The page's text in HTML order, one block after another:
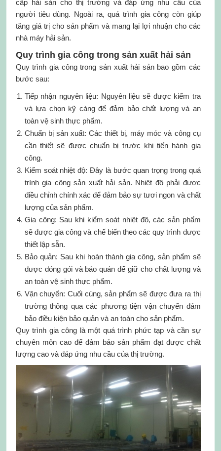
cấp hải sản cho thị trường và đáp ứng nhu cầu của
người tiêu dùng. Ngoài ra, quá trình gia công còn giúp
tăng giá trị cho sản phẩm và mang lại lợi nhuận cho các
nhà máy hải sản.
Quy trình gia công trong sản xuất hải sản
Quy trình gia công trong sản xuất hải sản bao gồm các
bước sau:
Tiếp nhận nguyên liệu: Nguyên liệu sẽ được kiểm tra
và lựa chọn kỹ càng để đảm bảo chất lượng và an
toàn vệ sinh thực phẩm.
Chuẩn bị sản xuất: Các thiết bị, máy móc và công cụ
cần thiết sẽ được chuẩn bị trước khi tiến hành gia
công.
Kiểm soát nhiệt độ: Đây là bước quan trọng trong quá
trình gia công sản xuất hải sản. Nhiệt độ phải được
điều chỉnh chính xác để đảm bảo sự tươi ngon và chất
lượng của sản phẩm.
Gia công: Sau khi kiểm soát nhiệt độ, các sản phẩm
sẽ được gia công và chế biến theo các quy trình được
thiết lập sẵn.
Bảo quản: Sau khi hoàn thành gia công, sản phẩm sẽ
được đóng gói và bảo quản để giữ cho chất lượng và
an toàn vệ sinh thực phẩm.
Vận chuyển: Cuối cùng, sản phẩm sẽ được đưa ra thị
trường thông qua các phương tiện vận chuyển đảm
bảo điều kiện bảo quản và an toàn cho sản phẩm.
Quy trình gia công là một quá trình phức tạp và cần sự
chuyên môn cao để đảm bảo sản phẩm đạt được chất
lượng cao và đáp ứng nhu cầu của thị trường.